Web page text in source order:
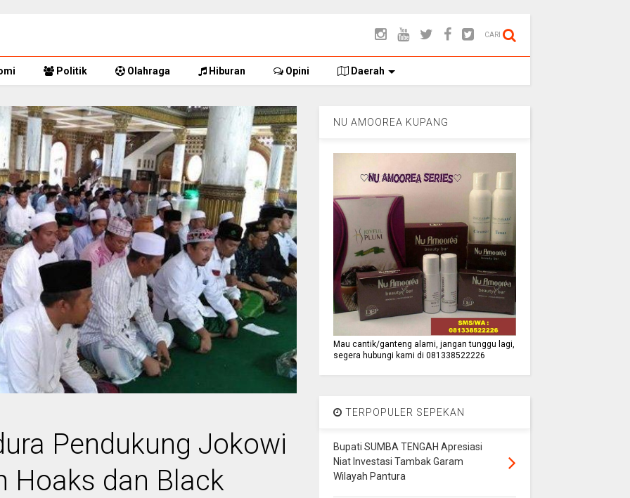
CARI
Politik Olahraga Hiburan Opini Daerah
Pendukung Jokowi
Hoaks dan Black
NU AMOOREA KUPANG
Mau cantik/ganteng alami, jangan tunggu lagi,
segera hubungi kami di 081338522226
TERPOPULER SEPEKAN
Bupati SUMBA TENGAH Apresiasi
Niat Investasi Tambak Garam
Wilayah Pantura